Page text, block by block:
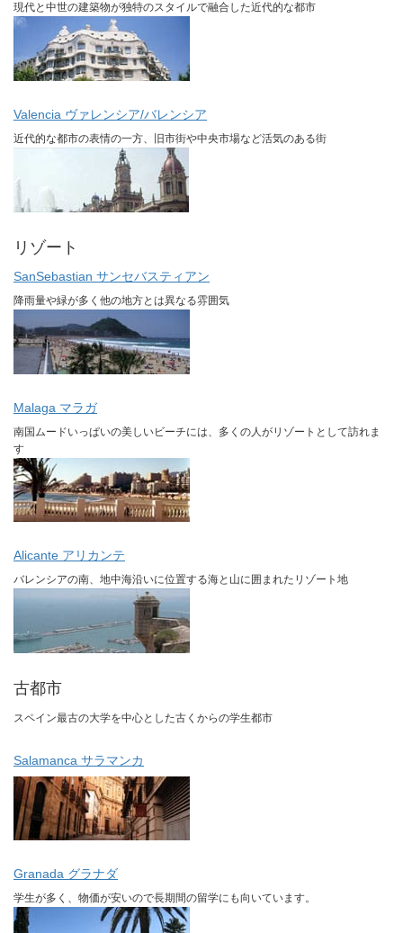
現代と中世の建築物が独特のスタイルで融合した近代的な都市
Valencia ヴァレンシア/バレンシア
近代的な都市の表情の一方、旧市街や中央市場など活気のある街
リゾート
SanSebastian サンセバスティアン
降雨量や緑が多く他の地方とは異なる雰囲気
Malaga マラガ
南国ムードいっぱいの美しいビーチには、多くの人がリゾートとして訪れま
す
Alicante アリカンテ
バレンシアの南、地中海沿いに位置する海と山に囲まれたリゾート地
古都市
スペイン最古の大学を中心とした古くからの学生都市
Salamanca サラマンカ
Granada グラナダ
学生が多く、物価が安いので長期間の留学にも向いています。